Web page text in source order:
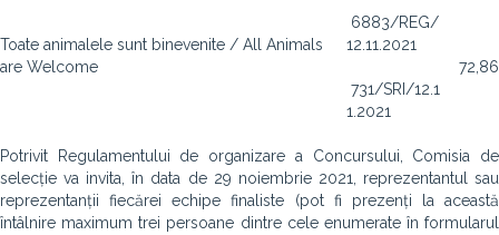
Toate animalele sunt binevenite / All Animals
are Welcome
6883/REG/
12.11.2021
731/SRI/12.1
1.2021
72,86
Potrivit Regulamentului de organizare a Concursului, Comisia de
selecție va invita, în data de 29 noiembrie 2021, reprezentantul sau
reprezentanții fiecărei echipe finaliste (pot fi prezenți la această
întâlnire maximum trei persoane dintre cele enumerate în formularul